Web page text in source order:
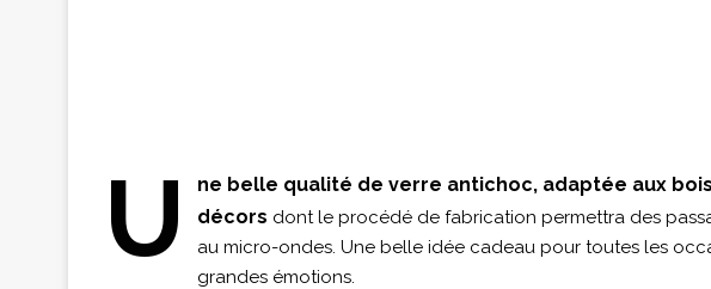
U
ne belle qualité de verre antichoc, adaptée aux
décors dont le procédé de fabrication permettra des
au micro-ondes. Une belle idée cadeau pour toutes les
grandes émotions.